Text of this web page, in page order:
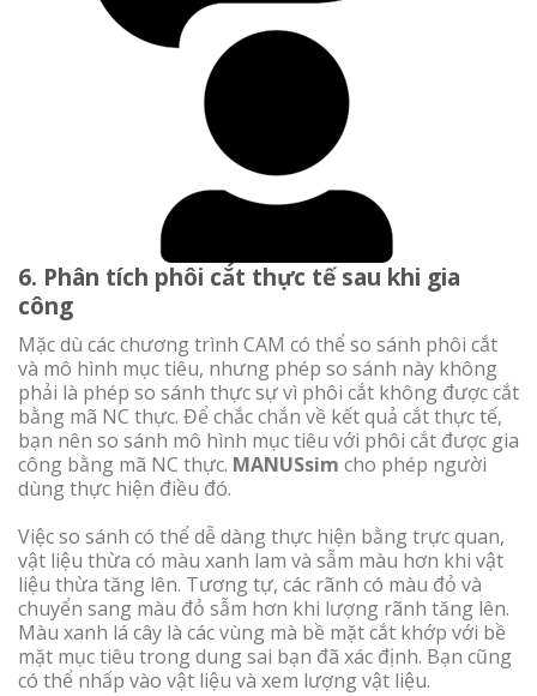
6. Phân tích phôi cắt thực tế sau khi gia
công
Mặc dù các chương trình CAM có thể so sánh phôi cắt
và mô hình mục tiêu, nhưng phép so sánh này không
phải là phép so sánh thực sự vì phôi cắt không được cắt
bằng mã NC thực. Để chắc chắn về kết quả cắt thực tế,
bạn nên so sánh mô hình mục tiêu với phôi cắt được gia
công bằng mã NC thực. MANUSsim cho phép người
dùng thực hiện điều đó.
Việc so sánh có thể dễ dàng thực hiện bằng trực quan,
vật liệu thừa có màu xanh lam và sẫm màu hơn khi vật
liệu thừa tăng lên. Tương tự, các rãnh có màu đỏ và
chuyển sang màu đỏ sẫm hơn khi lượng rãnh tăng lên.
Màu xanh lá cây là các vùng mà bề mặt cắt khớp với bề
mặt mục tiêu trong dung sai bạn đã xác định. Bạn cũng
có thể nhấp vào vật liệu và xem lượng vật liệu.